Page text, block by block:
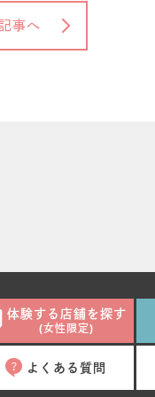
事へ
体験する店舗を探す
(女性限定)
よくある質問